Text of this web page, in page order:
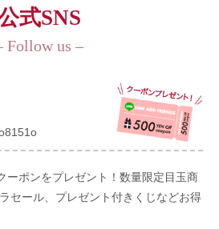
式SNS
Follow us –
ーポンをプレゼント！数量限定目玉商
セール、プレゼント付きくじなどお得